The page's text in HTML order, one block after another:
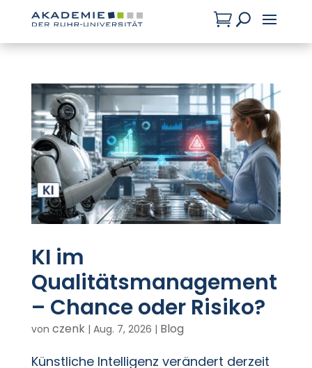
U

KI im
Qualitätsmanagement
– Chance oder Risiko?
von czenk| Aug. 7, 2026 | Blog
Künstliche Intelligenz verändert derzeit